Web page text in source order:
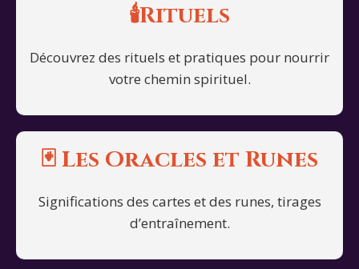
🕯️Rituels
Découvrez des rituels et pratiques pour nourrir
votre chemin spirituel.
🃏Les Oracles et Runes
Significations des cartes et des runes, tirages
d’entraînement.